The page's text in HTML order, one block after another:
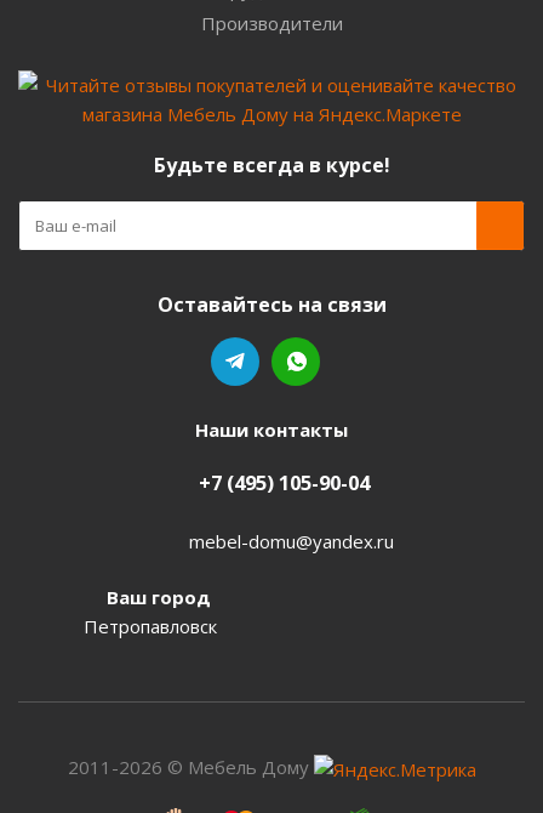
Производители
Будьте всегда в курсе!
Оставайтесь на связи
Наши контакты
+7 (495) 105-90-04
mebel-domu@yandex.ru
Ваш город
Петропавловск
2011-2026 © Мебель Дому